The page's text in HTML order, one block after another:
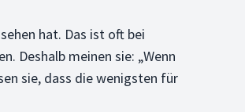
hat. Das ist oft bei
Deshalb meinen sie: „Wenn
sie, dass die wenigsten für